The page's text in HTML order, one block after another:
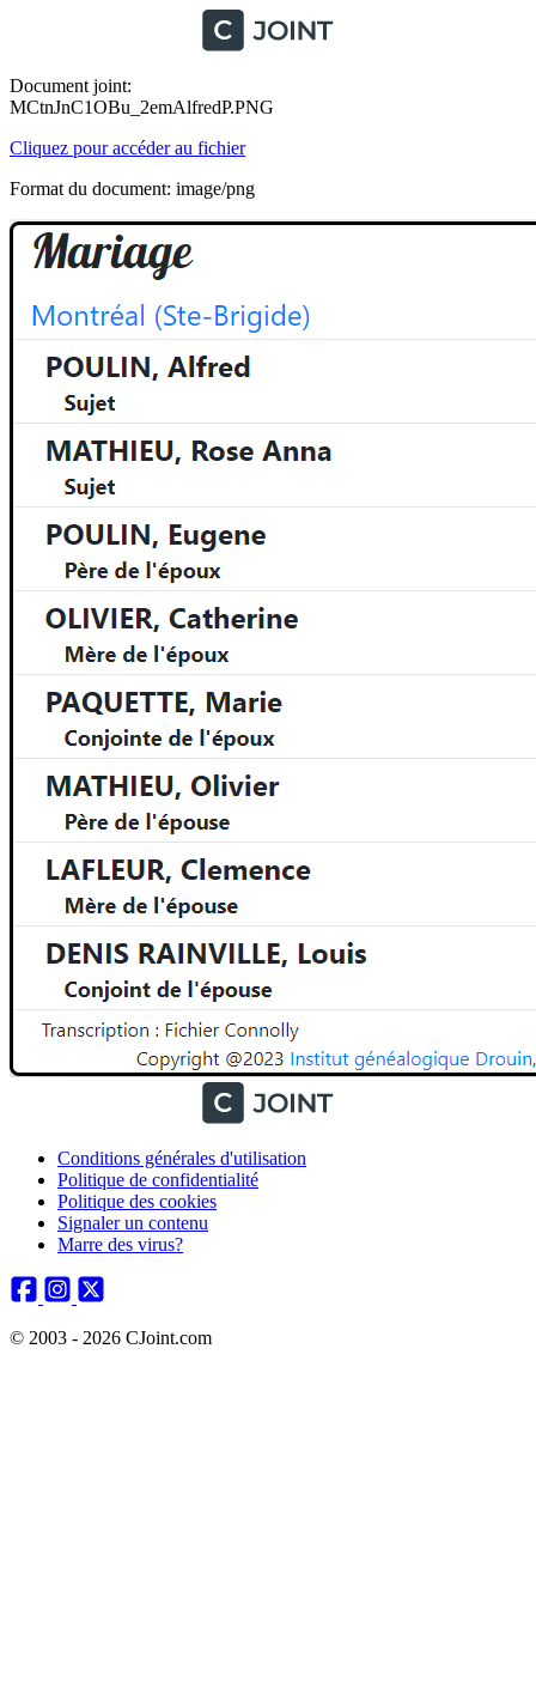
Document joint:
MCtnJnC1OBu_2emAlfredP.PNG
Cliquez pour accéder au fichier
Format du document: image/png
Conditions générales d'utilisation
Politique de confidentialité
Politique des cookies
Signaler un contenu
Marre des virus?
© 2003 - 2026 CJoint.com